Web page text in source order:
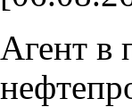
Агент в